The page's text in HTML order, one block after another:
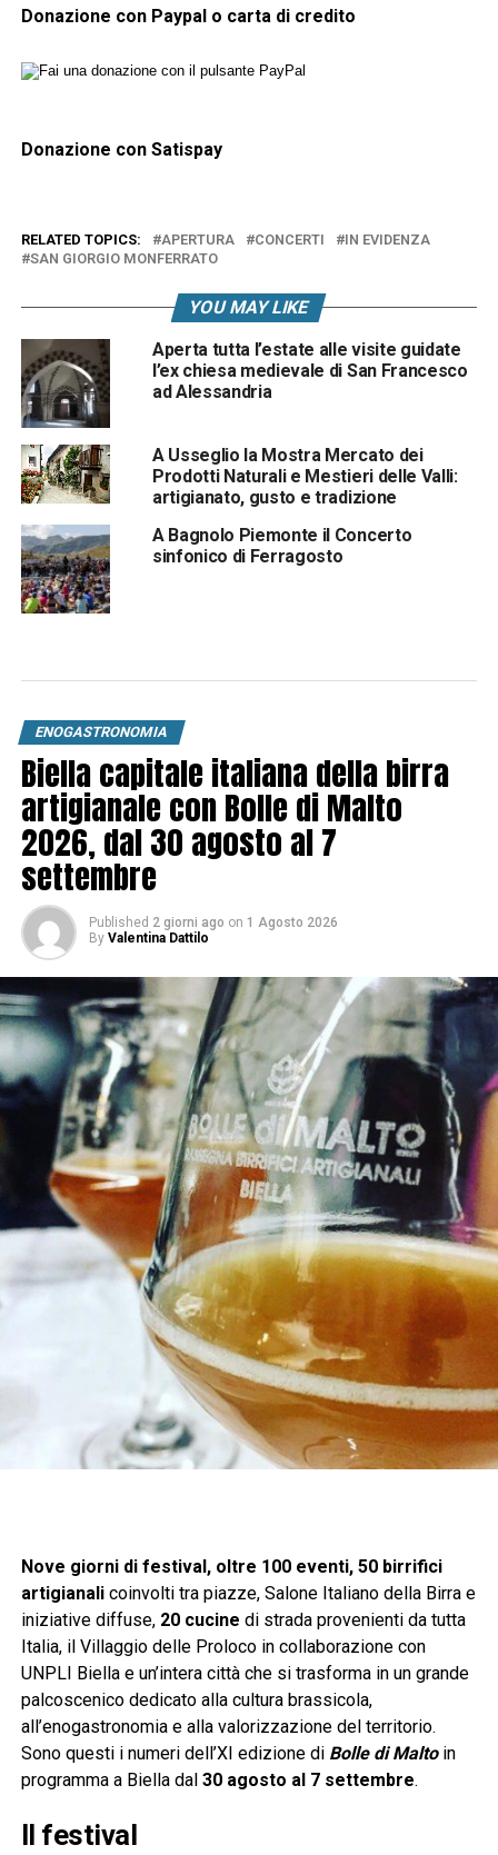
Donazione con Paypal o carta di credito
Donazione con Satispay
RELATED TOPICS: APERTURA CONCERTI
IN EVIDENZA
SAN GIORGIO MONFERRATO
YOU MAY LIKE
Aperta tutta l’estate alle visite guidate
l’ex chiesa medievale di San Francesco
ad Alessandria
A Usseglio la Mostra Mercato dei
Prodotti Naturali e Mestieri delle Valli:
artigianato, gusto e tradizione
A Bagnolo Piemonte il Concerto
sinfonico di Ferragosto
ENOGASTRONOMIA
Biella capitale italiana della birra
artigianale con Bolle di Malto
2026, dal 30 agosto al 7
settembre
Published 2 giorni ago on 1 Agosto 2026
By Valentina Dattilo
Nove giorni di festival, oltre 100 eventi, 50 birrifici
artigianalicoinvolti tra piazze, Salone Italiano della Birra e
iniziative diffuse,20 cucine di strada provenienti da tutta
Italia, il Villaggio delle Proloco in collaborazione con
UNPLI Biella e un’intera città che si trasforma in un grande
palcoscenico dedicato alla cultura brassicola,
all’enogastronomia e alla valorizzazione del territorio.
Sono questi i numeri dell’XI edizione di Bolle di Maltoin
programma a Biella dal 30 agosto al 7 settembre.
Il festival